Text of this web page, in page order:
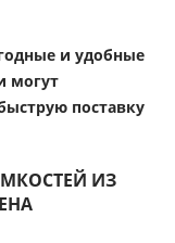
и удобные
могут
поставку
ИЗ